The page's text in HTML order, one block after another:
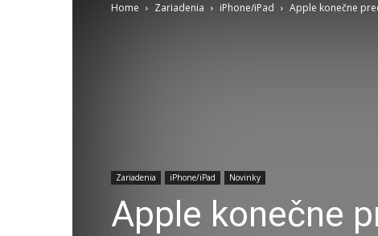
Home Zariadenia iPhone/iPad Apple konečne
Zariadenia iPhone/iPad Novinky
Apple konečne